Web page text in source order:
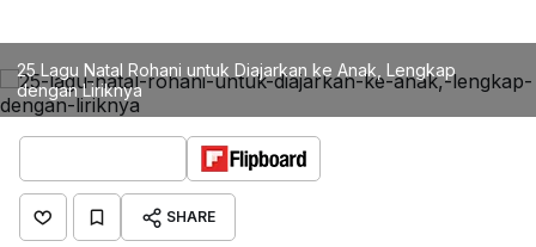
25 Lagu Natal Rohani untuk Diajarkan ke Anak, Lengkap
dengan Liriknya
SHARE